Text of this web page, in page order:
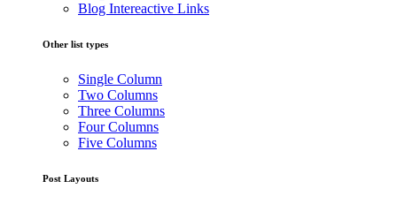
Blog Intereactive Links
Other list types
Single Column
Two Columns
Three Columns
Four Columns
Five Columns
Post Layouts